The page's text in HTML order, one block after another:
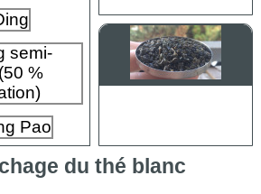
semi-
%
Pao
du thé blanc